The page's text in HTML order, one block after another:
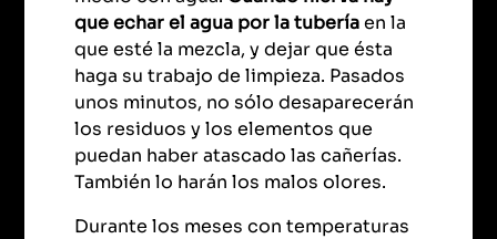
que echar el agua por la tuberíaen la
que esté la mezcla, y dejar que ésta
haga su trabajo de limpieza. Pasados
unos minutos, no sólo desaparecerán
los residuos y los elementos que
puedan haber atascado las cañerías.
También lo harán los malos olores.
Durante los meses con temperaturas